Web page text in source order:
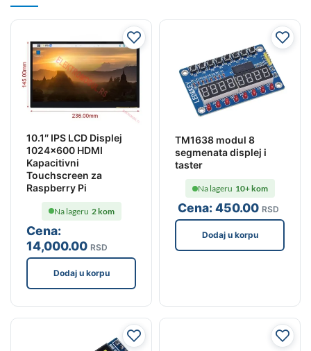
10.1″ IPS LCD Displej
1024×600 HDMI
Kapacitivni
Touchscreen za
Raspberry Pi
Cena:
14,000.00 RSD
Na lageru 2 kom
Dodaj u korpu
TM1638 modul 8
segmenata displej i
taster
Cena:450.00 RSD
Na lageru 10+ kom
Dodaj u korpu